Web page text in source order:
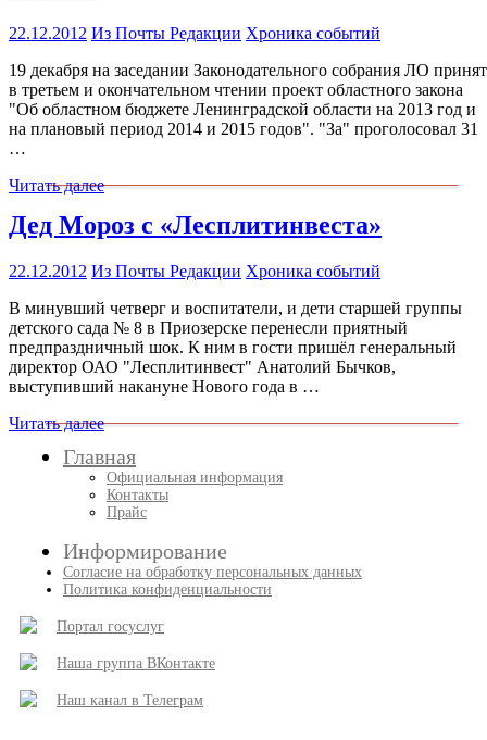
22.12.2012 Из Почты Редакции Хроника событий
19 декабря на заседании Законодательного собрания ЛО принят
в третьем и окончательном чтении проект областного закона
"Об областном бюджете Ленинградской области на 2013 год и
на плановый период 2014 и 2015 годов". "За" проголосовал 31
…
Читать далее
Дед Мороз с «Лесплитинвеста»
22.12.2012 Из Почты Редакции Хроника событий
В минувший четверг и воспитатели, и дети старшей группы
детского сада № 8 в Приозерске перенесли приятный
предпраздничный шок. К ним в гости пришёл генеральный
директор ОАО "Лесплитинвест" Анатолий Бычков,
выступивший накануне Нового года в …
Читать далее
Главная
Официальная информация
Контакты
Прайс
Информирование
Согласие на обработку персональных данных
Политика конфиденциальности
Портал госуслуг
Наша группа ВКонтакте
Наш канал в Телеграм